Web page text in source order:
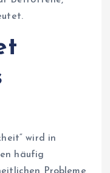
wird in
häufig